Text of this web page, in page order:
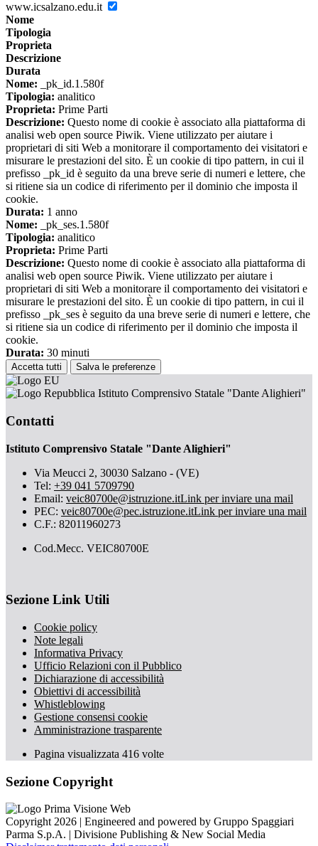
www.icsalzano.edu.it
Nome
Tipologia
Proprieta
Descrizione
Durata
Nome: _pk_id.1.580f
Tipologia: analitico
Proprieta: Prime Parti
Descrizione: Questo nome di cookie è associato alla piattaforma di
analisi web open source Piwik. Viene utilizzato per aiutare i
proprietari di siti Web a monitorare il comportamento dei visitatori e
misurare le prestazioni del sito. È un cookie di tipo pattern, in cui il
prefisso _pk_id è seguito da una breve serie di numeri e lettere, che
si ritiene sia un codice di riferimento per il dominio che imposta il
cookie.
Durata: 1 anno
Nome: _pk_ses.1.580f
Tipologia: analitico
Proprieta: Prime Parti
Descrizione: Questo nome di cookie è associato alla piattaforma di
analisi web open source Piwik. Viene utilizzato per aiutare i
proprietari di siti Web a monitorare il comportamento dei visitatori e
misurare le prestazioni del sito. È un cookie di tipo pattern, in cui il
prefisso _pk_ses è seguito da una breve serie di numeri e lettere, che
si ritiene sia un codice di riferimento per il dominio che imposta il
cookie.
Durata: 30 minuti
Accetta tutti Salva le preferenze
Istituto Comprensivo Statale "Dante Alighieri"
Contatti
Istituto Comprensivo Statale "Dante Alighieri"
Via Meucci 2, 30030 Salzano - (VE)
Tel: +39 041 5709790
Email: veic80700e@istruzione.itLink per inviare una mail
PEC: veic80700e@pec.istruzione.itLink per inviare una mail
C.F.: 82011960273
Cod.Mecc. VEIC80700E
Sezione Link Utili
Cookie policy
Note legali
Informativa Privacy
Ufficio Relazioni con il Pubblico
Dichiarazione di accessibilità
Obiettivi di accessibilità
Whistleblowing
Gestione consensi cookie
Amministrazione trasparente
Pagina visualizzata 416 volte
Sezione Copyright
Copyright 2026 | Engineered and powered by Gruppo Spaggiari
Parma S.p.A. | Divisione Publishing & New Social Media